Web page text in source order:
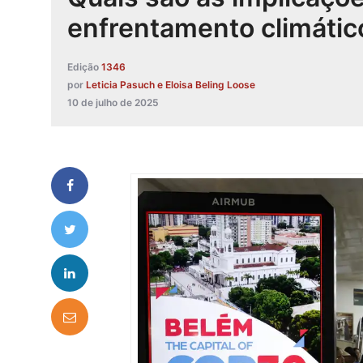
enfrentamento
Edição 1346
por Leticia Pasuch e Eloisa Beling Loose
10 de julho de 2025